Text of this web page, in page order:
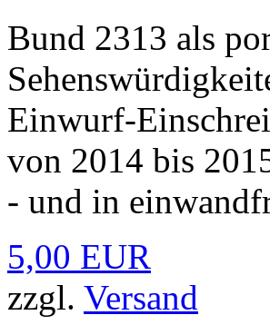
Bund 2313 als
Einwurf-
von 2014 bis
- und in
5,00 EUR
zzgl. Versand